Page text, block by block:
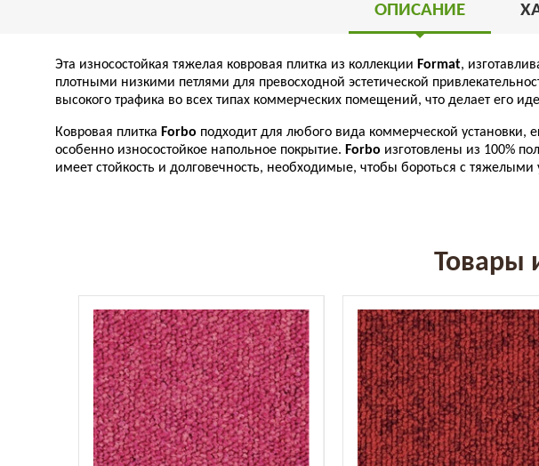
ОПИСАНИЕ
Эта износостойкая тяжелая ковровая плитка из коллекции Format,
плотными низкими петлями для превосходной эстетической
высокого трафика во всех типах коммерческих помещений, что делает
Ковровая плитка Forbo подходит для любого вида коммерческой установки,
особенно износостойкое напольное покрытие. Forbo изготовлены из 100%
имеет стойкость и долговечность, необходимые, чтобы бороться с
Товары